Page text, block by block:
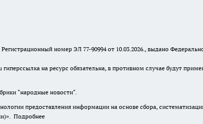
номер ЭЛ 77-90994 от 10.03.2026., выдано
на ресурс обязательна, в противном случае будут
"народные новости".
предоставления информации на основе сбора,
Подробнее